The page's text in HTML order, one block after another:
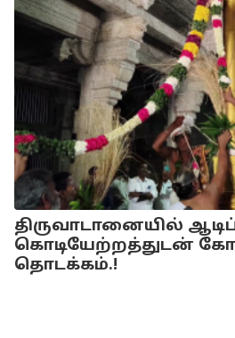
திருவாடானையில் ஆடிப்
கொடியேற்றத்துடன்
தொடக்கம்.!